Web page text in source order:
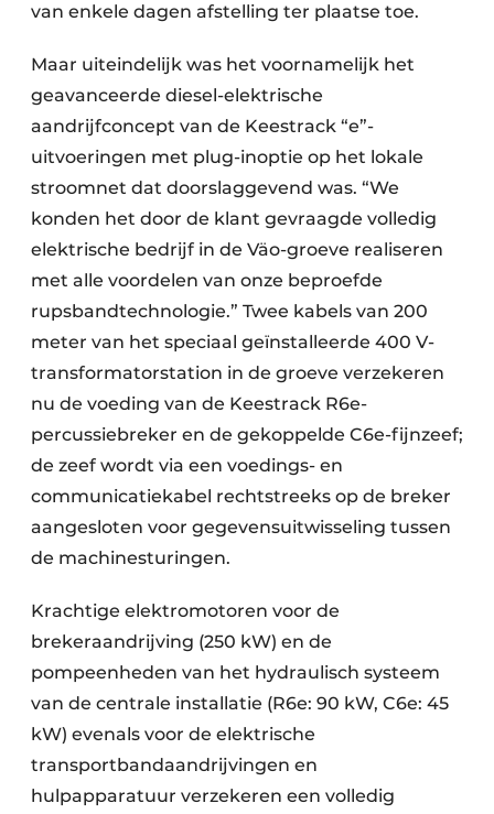
van enkele dagen afstelling ter plaatse toe.
Maar uiteindelijk was het voornamelijk het
geavanceerde diesel-elektrische
aandrijfconcept van de Keestrack “e”-
uitvoeringen met plug-inoptie op het lokale
stroomnet dat doorslaggevend was. “We
konden het door de klant gevraagde volledig
elektrische bedrijf in de Väo-groeve realiseren
met alle voordelen van onze beproefde
rupsbandtechnologie.” Twee kabels van 200
meter van het speciaal geïnstalleerde 400 V-
transformatorstation in de groeve verzekeren
nu de voeding van de Keestrack R6e-
percussiebreker en de gekoppelde C6e-fijnzeef;
de zeef wordt via een voedings- en
communicatiekabel rechtstreeks op de breker
aangesloten voor gegevensuitwisseling tussen
de machinesturingen.
Krachtige elektromotoren voor de
brekeraandrijving (250 kW) en de
pompeenheden van het hydraulisch systeem
van de centrale installatie (R6e: 90 kW, C6e: 45
kW) evenals voor de elektrische
transportbandaandrijvingen en
hulpapparatuur verzekeren een volledig